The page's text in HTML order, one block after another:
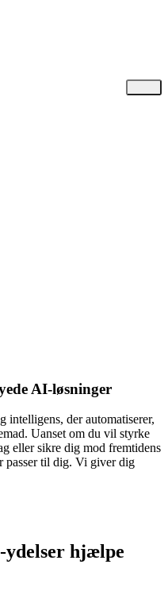
AI-løsninger
intelligens, der automatiserer,
Uanset om du vil styrke
eller sikre dig mod fremtidens
passer til dig. Vi giver dig
ydelser hjælpe